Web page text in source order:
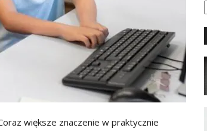
większe znaczenie w praktycznie